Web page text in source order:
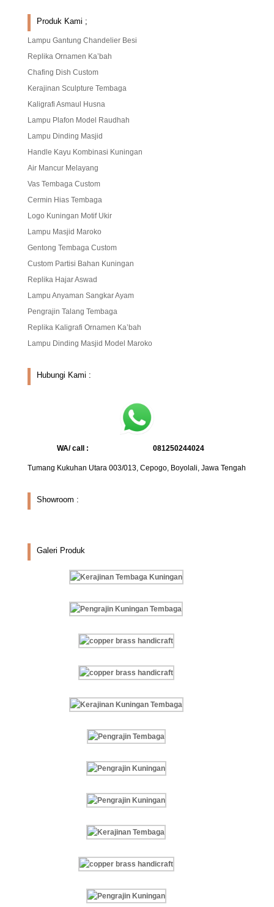
Produk Kami ;
Lampu Gantung Chandelier Besi
Replika Ornamen Ka’bah
Chafing Dish Custom
Kerajinan Sculpture Tembaga
Kaligrafi Asmaul Husna
Lampu Plafon Model Raudhah
Lampu Dinding Masjid
Handle Kayu Kombinasi Kuningan
Air Mancur Melayang
Vas Tembaga Custom
Cermin Hias Tembaga
Logo Kuningan Motif Ukir
Lampu Masjid Maroko
Gentong Tembaga Custom
Custom Partisi Bahan Kuningan
Replika Hajar Aswad
Lampu Anyaman Sangkar Ayam
Pengrajin Talang Tembaga
Replika Kaligrafi Ornamen Ka’bah
Lampu Dinding Masjid Model Maroko
Hubungi Kami :
WA/ call : 081250244024
Tumang Kukuhan Utara 003/013, Cepogo, Boyolali, Jawa Tengah
Showroom :
Galeri Produk